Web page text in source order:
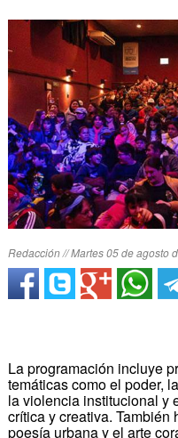
Redacción // Martes 05 de agosto
La programación incluye
temáticas como el poder,
la violencia institucional y
crítica y creativa. También
poesía urbana y el arte